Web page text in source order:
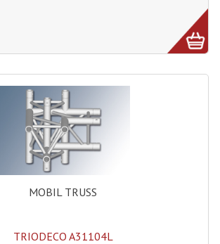
Structures, Angles Sd150
Tour De Travail Et Échafaudage
Flight-Case (s) Et Accessoires
Flight Case Plasma Et Écran LCD
Flight Case Régie
MOBIL TRUSS
TRIODECO A31104L